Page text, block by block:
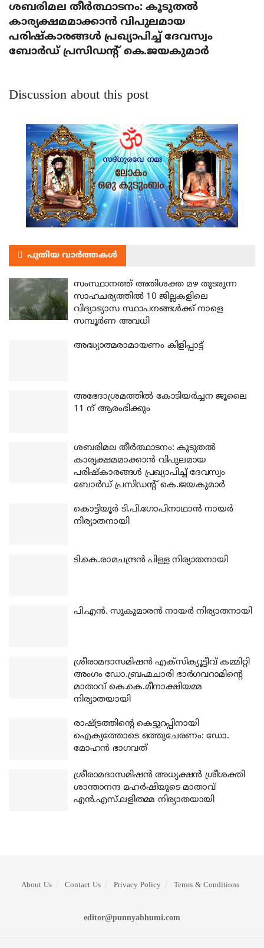
ശബരിമല തീര്‍ത്ഥാടനം: കൂടുതല്‍
കാര്യക്ഷമമാക്കാന്‍ വിപുലമായ
പരിഷ്‌കാരങ്ങള്‍ പ്രഖ്യാപിച്ച് ദേവസ്വം
ബോര്‍ഡ് പ്രസിഡന്റ് കെ.ജയകുമാര്‍
Discussion about this post
പുതിയ വാർത്തകൾ
സംസ്ഥാനത്ത് അതിശക്ത മഴ തുടരുന്ന
സാഹചര്യത്തിൽ 10 ജില്ലകളിലെ
വിദ്യാഭ്യാസ സ്ഥാപനങ്ങൾക്ക് നാളെ
സമ്പൂർണ അവധി
അദ്ധ്യാത്മരാമായണം കിളിപ്പാട്ട്
അഭേദാശ്രമത്തില്‍ കോടിയര്‍ച്ചന ജൂലൈ
11 ന് ആരംഭിക്കും
ശബരിമല തീര്‍ത്ഥാടനം: കൂടുതല്‍
കാര്യക്ഷമമാക്കാന്‍ വിപുലമായ
പരിഷ്‌കാരങ്ങള്‍ പ്രഖ്യാപിച്ച് ദേവസ്വം
ബോര്‍ഡ് പ്രസിഡന്റ് കെ.ജയകുമാര്‍
കൊട്ടിയൂര്‍ ടി.പി.ഗോപിനാഥാന്‍ നായര്‍
നിര്യാതനായി
ടി.കെ.രാമചന്ദ്രന്‍ പിള്ള നിര്യാതനായി
പി.എന്‍. സുകുമാരന്‍ നായര്‍ നിര്യാതനായി
ശ്രീരാമദാസമിഷന്‍ എക്‌സിക്യൂട്ടീവ് കമ്മിറ്റി
അംഗം ഡോ.ബ്രഹ്മചാരി ഭാര്‍ഗവറാമിന്റെ
മാതാവ് കെ.കെ.മീനാക്ഷിയമ്മ
നിര്യാതയായി
രാഷ്ട്രത്തിന്റെ കെട്ടുറപ്പിനായി
ഐക്യത്തോടെ ഒത്തുചേരണം: ഡോ.
മോഹന്‍ ഭാഗവത്
ശ്രീരാമദാസമിഷന്‍ അധ്യക്ഷന്‍ ശ്രീശക്തി
ശാന്താനന്ദ മഹര്‍ഷിയുടെ മാതാവ്
എന്‍.എസ്.ലളിതമ്മ നിര്യാതയായി
About Us Contact Us Privacy Policy Terms & Conditions
editor@punnyabhumi.com